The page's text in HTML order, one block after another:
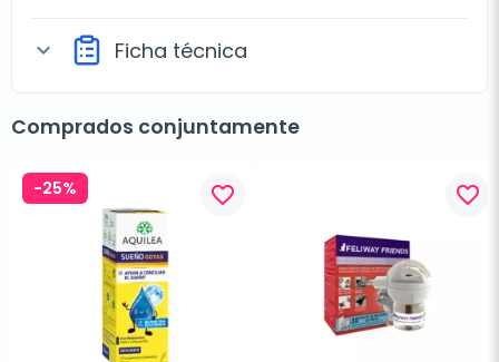
expand_more Ficha técnica
Comprados conjuntamente
-25% favorite_border favorite_border